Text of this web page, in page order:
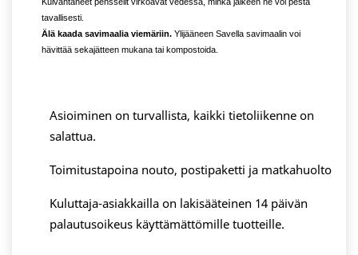
tavallisesti.
Älä kaada savimaalia viemäriin. Ylijääneen Savella savimaalin voi
hävittää sekajätteen mukana tai kompostoida.
Asioiminen on turvallista, kaikki tietoliikenne on
salattua.
Toimitustapoina nouto, postipaketti ja matkahuolto
Kuluttaja-asiakkailla on lakisääteinen 14 päivän
palautusoikeus käyttämättömille tuotteille.